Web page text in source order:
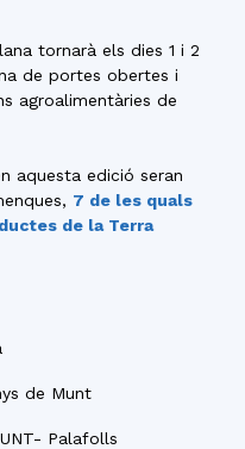
tornarà els dies 1 i 2
de portes obertes i
agroalimentàries de
aquesta edició seran
7 de les quals
de la Terra
de Munt
Palafolls